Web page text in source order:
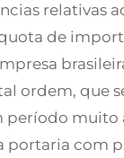
relativas
de
ordem, que
período muito
portaria com